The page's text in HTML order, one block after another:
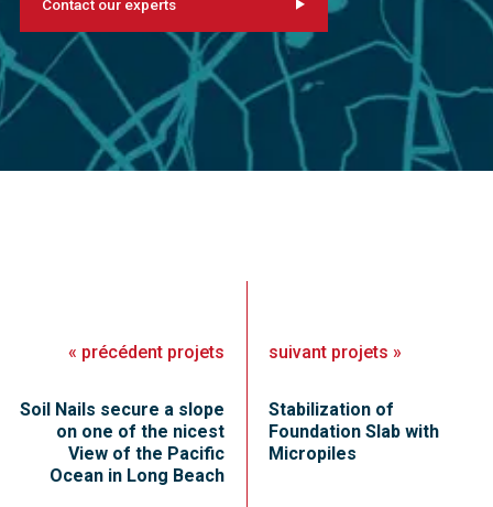
Contact our experts
« précédent projets
Soil Nails secure a slope
on one of the nicest
View of the Pacific
Ocean in Long Beach
suivant projets »
Stabilization of
Foundation Slab with
Micropiles